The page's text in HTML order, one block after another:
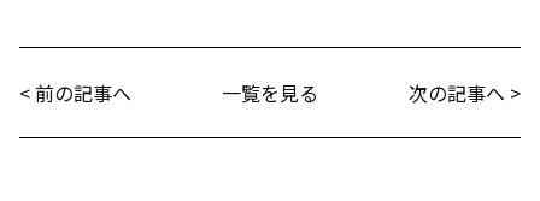
< 前の記事へ 一覧を見る 次の記事へ >